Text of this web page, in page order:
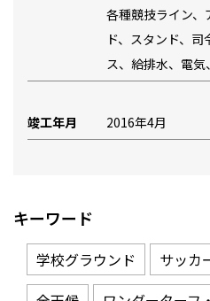
各種競技ライン、
ド、スタンド、
ス、給排水、電
竣工年月 2016年4月
キーワード
学校グラウンド サッカ